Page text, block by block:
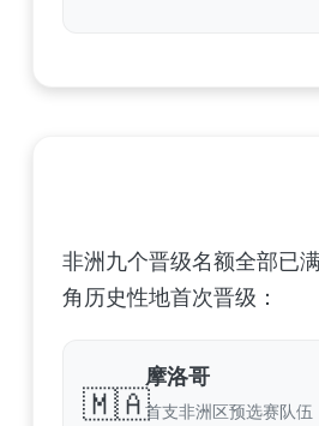
非洲九个晋级名额全部已
角历史性地首次晋级：
🇲🇦
摩洛哥
首支非洲区预选赛队伍